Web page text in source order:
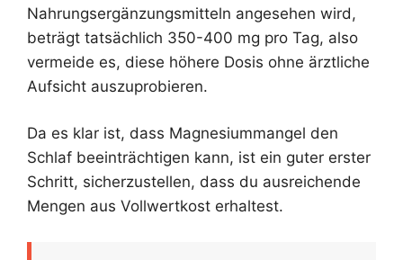
Nahrungsergänzungsmitteln angesehen wird,
beträgt tatsächlich 350-400 mg pro Tag, also
vermeide es, diese höhere Dosis ohne ärztliche
Aufsicht auszuprobieren.
Da es klar ist, dass Magnesiummangel den
Schlaf beeinträchtigen kann, ist ein guter erster
Schritt, sicherzustellen, dass du ausreichende
Mengen aus Vollwertkost erhaltest.